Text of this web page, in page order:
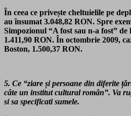
În ceea ce privește cheltuielile pe
au însumat 3.048,82 RON. Spre
Simpozionul “A fost sau n-a fost”
1.411,90 RON. În octombrie 2009,
Boston, 1.500,37 RON.
5. Ce “ziare și persoane din diferite
câte un institut cultural român”. Va
si sa specificati sumele.